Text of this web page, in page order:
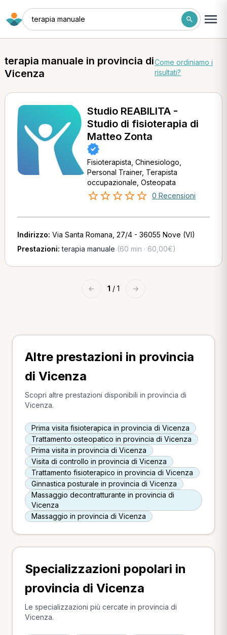
terapia manuale
terapia manuale in provincia di
Vicenza
Come ordiniamo i
risultati?
Studio REABILITA -
Studio di fisioterapia di
Matteo Zonta
Fisioterapista, Chinesiologo,
Personal Trainer, Terapista
occupazionale, Osteopata
0 Recensioni
Indirizzo: Via Santa Romana, 27/4 - 36055 Nove (VI)
Prestazioni:terapia manuale (60 min · 60,00€)
← 1 / 1 →
Altre prestazioni in provincia
di Vicenza
Scopri altre prestazioni disponibili in provincia di
Vicenza.
Prima visita fisioterapica in provincia di Vicenza
Trattamento osteopatico in provincia di Vicenza
Prima visita in provincia di Vicenza
Visita di controllo in provincia di Vicenza
Trattamento fisioterapico in provincia di Vicenza
Ginnastica posturale in provincia di Vicenza
Massaggio decontratturante in provincia di
Vicenza
Massaggio in provincia di Vicenza
Specializzazioni popolari in
provincia di Vicenza
Le specializzazioni più cercate in provincia di
Vicenza.